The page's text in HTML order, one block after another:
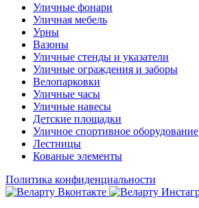
Уличные фонари
Уличная мебель
Урны
Вазоны
Уличные стенды и указатели
Уличные ограждения и заборы
Велопарковки
Уличные часы
Уличные навесы
Детские площадки
Уличное спортивное оборудование
Лестницы
Кованые элементы
Политика конфиденциальности